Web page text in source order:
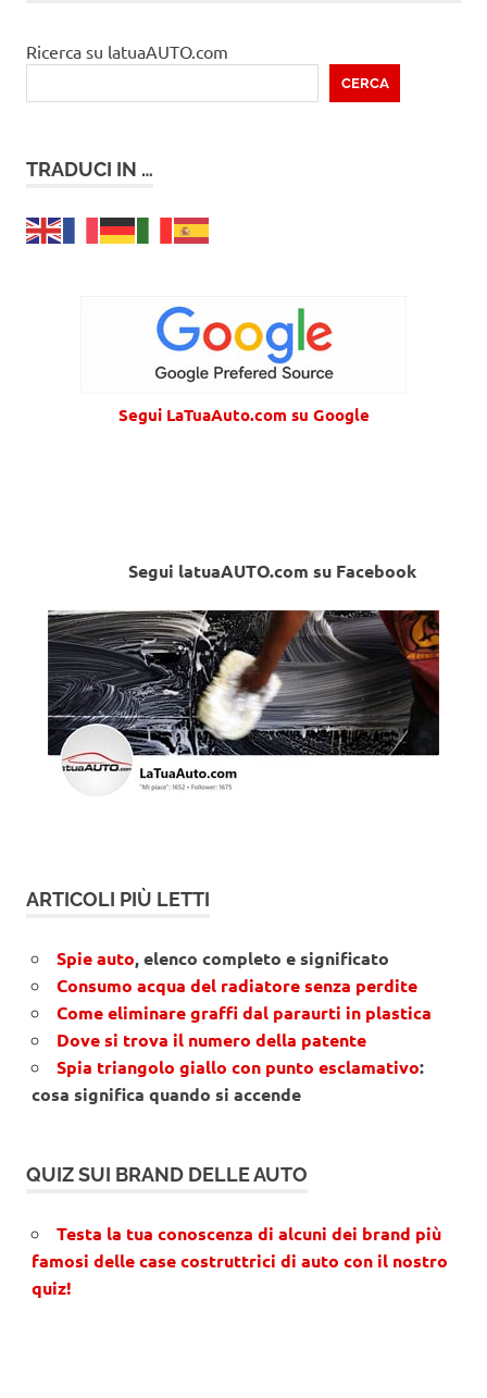
Ricerca su latuaAUTO.com
CERCA
TRADUCI IN …
Segui LaTuaAuto.com su Google
Segui latuaAUTO.com su Facebook
ARTICOLI PIÙ LETTI
Spie auto, elenco completo e significato
Consumo acqua del radiatore senza perdite
Come eliminare graffi dal paraurti in plastica
Dove si trova il numero della patente
Spia triangolo giallo con punto esclamativo:
cosa significa quando si accende
QUIZ SUI BRAND DELLE AUTO
Testa la tua conoscenza di alcuni dei brand più
famosi delle case costruttrici di auto con il nostro
quiz!